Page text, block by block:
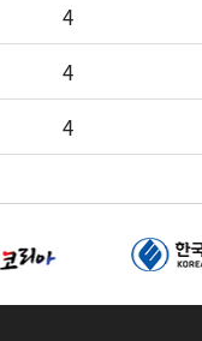
4
4
4